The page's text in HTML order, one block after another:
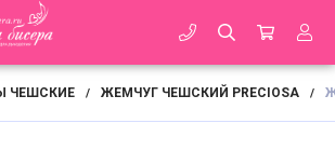
ЧЕШСКИЕ / ЖЕМЧУГ ЧЕШСКИЙ PRECIOSA /